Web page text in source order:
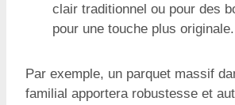
clair traditionnel ou pour des
pour une touche plus originale.
Par exemple, un parquet massif
familial apportera robustesse et